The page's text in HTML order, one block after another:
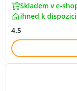
Skladem v e-
ihned k dispozici
4.5